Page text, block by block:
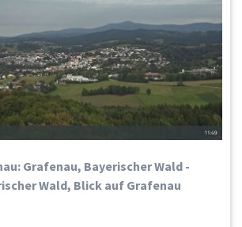
Grafenau, Bayerischer Wald -
Wald, Blick auf Grafenau